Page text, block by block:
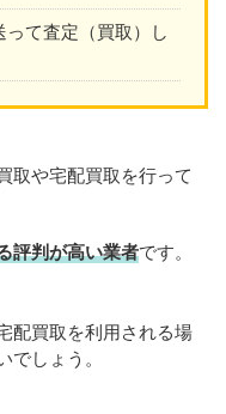
て査定（買取）し
取や宅配買取を行って
評判が高い業者です。
配買取を利用される場
しょう。